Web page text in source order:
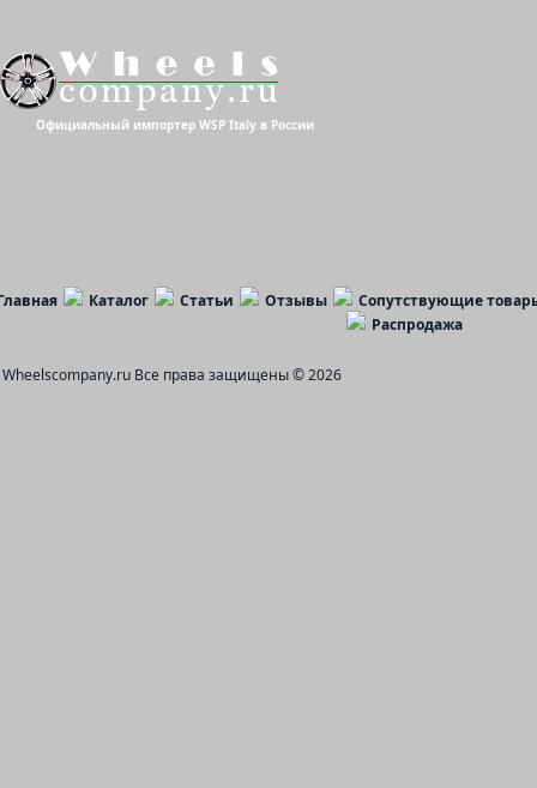
Официальный импортер WSP Italy в России
Каталог Статьи Отзывы
Сопутствующие
Распродажа
Wheelscompany.ru Все права защищены © 2026